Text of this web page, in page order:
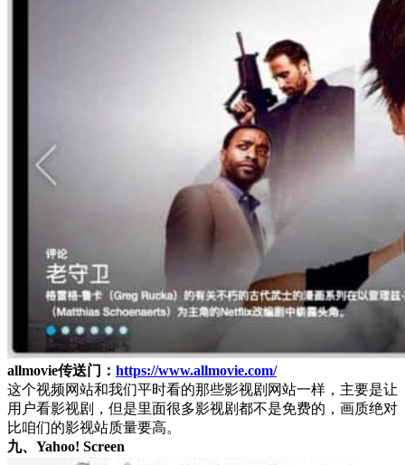
allmovie传送门： https://www.allmovie.com/
这个视频网站和我们平时看的那些影视剧网站一样，主要是让
用户看影视剧，但是里面很多影视剧都不是免费的，画质绝对
比咱们的影视站质量要高。
九、Yahoo! Screen